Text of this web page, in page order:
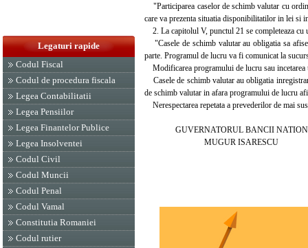
Legaturi rapide
Codul Fiscal
Codul de procedura fiscala
Legea Contabilitatii
Legea Pensiilor
Legea Finantelor Publice
Legea Insolventei
Codul Civil
Codul Muncii
Codul Penal
Codul Vamal
Constitutia Romaniei
Codul rutier
"Participarea caselor de schimb valutar cu
care va prezenta situatia disponibilitatilor in lei si
2. La capitolul V, punctul 21 se completeaza cu
"Casele de schimb valutar au obligatia sa
parte. Programul de lucru va fi comunicat la
Modificarea programului de lucru sau incetarea
Casele de schimb valutar au obligatia
de schimb valutar in afara programului de lucru
Nerespectarea repetata a prevederilor de mai
GUVERNATORUL BANCII
MUGUR ISARESCU